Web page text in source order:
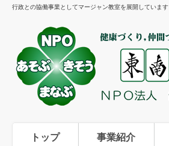
行政との協働事業としてマージャン教室を展開しています
トップ 事業紹介